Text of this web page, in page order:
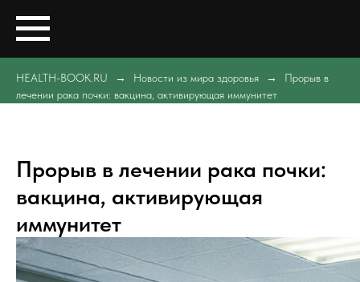
HEALTH-BOOK.RU Новости из мира здоровья
Прорыв в
лечении рака почки: вакцина, активирующая иммунитет
Прорыв в лечении рака почки:
вакцина, активирующая
иммунитет